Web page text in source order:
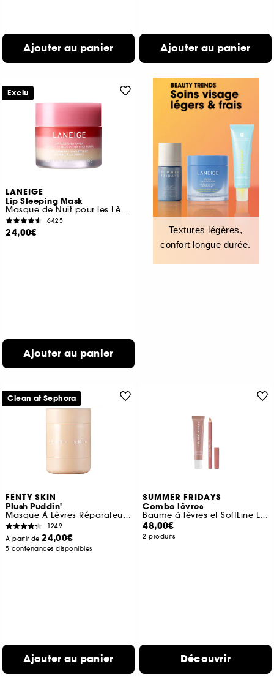
Ajouter au panier Ajouter au panier
LANEIGE
Lip Sleeping Mask
Masque de Nuit pour les Lèvres
6425
24,00€
Ajouter au panier
Exclu
Textures légères,
confort longue durée.
FENTY SKIN
Plush Puddin'
Masque À Lèvres Réparateur Intense
1249
À partir de24,00€
5 contenances disponibles
Ajouter au panier
Clean at Sephora
SUMMER FRIDAYS
Combo lèvres
Baume à lèvres et SoftLine Lip Liner
48,00€
2 produits
Découvrir